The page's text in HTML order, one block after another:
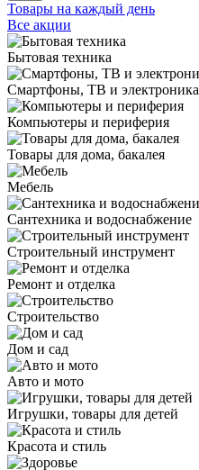
Товары на каждый день
Все акции
Бытовая техника
Смартфоны, ТВ и электроника
Компьютеры и периферия
Товары для дома, бакалея
Мебель
Сантехника и водоснабжение
Строительный инструмент
Ремонт и отделка
Строительство
Дом и сад
Авто и мото
Игрушки, товары для детей
Красота и стиль